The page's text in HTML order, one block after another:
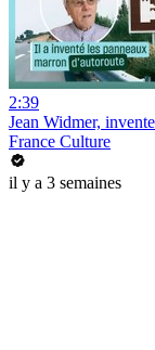
2:39
Jean Widmer,
France Culture
il y a 3 semaines